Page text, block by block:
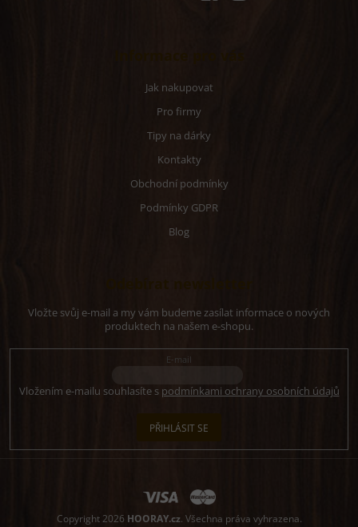
Jak nakupovat
Pro firmy
Tipy na dárky
Kontakty
Obchodní podmínky
Podmínky GDPR
Blog
Vložte svůj e-mail a my vám budeme zasílat informace o nových
produktech na našem e-shopu.
E-mail
Vložením e-mailu souhlasíte s podmínkami ochrany osobních údajů
PŘIHLÁSIT SE
Copyright 2026 HOORAY.cz. Všechna práva vyhrazena.